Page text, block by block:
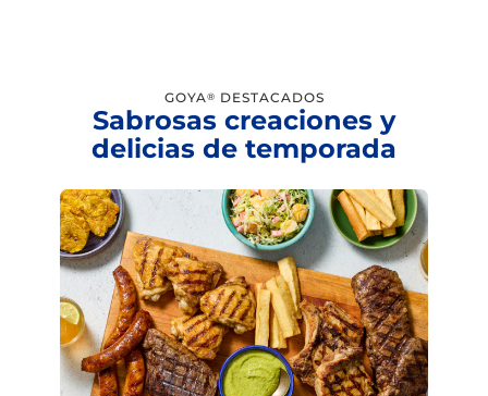
GOYA® DESTACADOS
Sabrosas creaciones y
delicias de temporada